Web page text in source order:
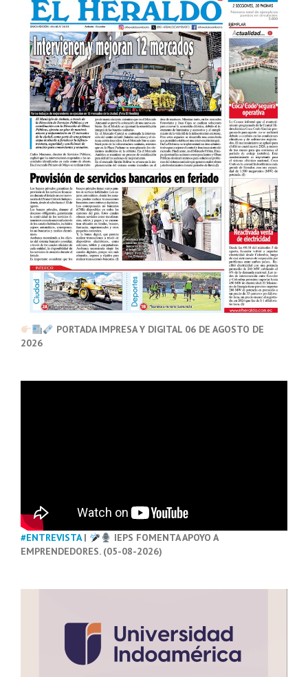
PORTADA IMPRESA Y DIGITAL 06 DE AGOSTO DE
2026
#ENTREVISTA|
IEPS FOMENTA APOYO A
EMPRENDEDORES. (05-08-2026)